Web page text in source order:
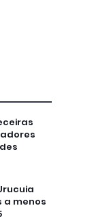
a menos